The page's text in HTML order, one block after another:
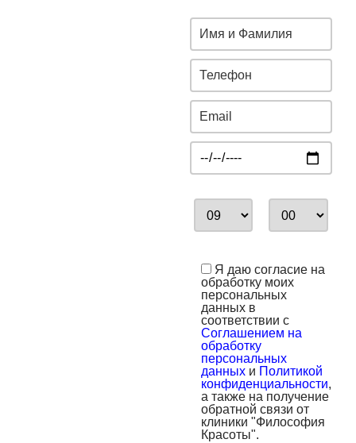
Я даю согласие на
обработку моих
персональных
данных в
соответствии с
Соглашением на
обработку
персональных
данных и Политикой
конфиденциальности,
а также на получение
обратной связи от
клиники "Философия
Красоты".